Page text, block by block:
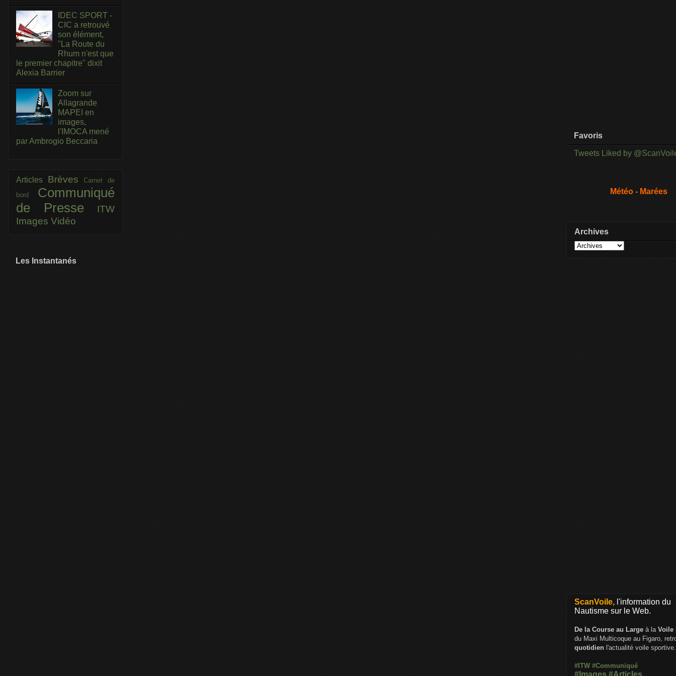
IDEC SPORT -
CIC a retrouvé
son élément,
"La Route du
Rhum n'est que
le premier chapitre" dixit
Alexia Barrier
Zoom sur
Allagrande
MAPEI en
images,
l'IMOCA mené
par Ambrogio Beccaria
Articles BrèvesCarnet de
bord Communiqué
de Presse
ITW
Images Vidéo
Les Instantanés
Favoris
Tweets Liked by
Météo - Marées
Archives
ScanVoile, l'information du
Nautisme sur le Web.
De la Course au Large à la Voile
du Maxi Multicoque au Figaro,
quotidien l'actualité voile sportive.
#ITW #Communiqué
#Images #Articles